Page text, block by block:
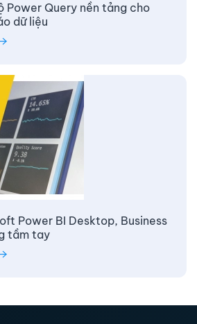
Power Query nền tảng cho
dữ liệu
Power BI Desktop, Business
tầm tay